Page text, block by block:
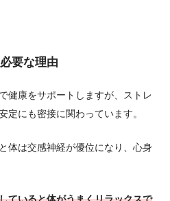
要な理由
健康をサポートしますが、ストレ
定にも密接に関わっています。
体は交感神経が優位になり、心身